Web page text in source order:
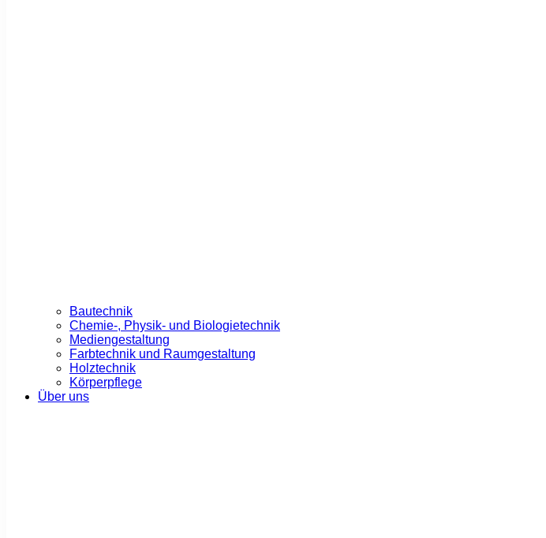
Bautechnik
Chemie-, Physik- und Biologietechnik
Mediengestaltung
Farbtechnik und Raumgestaltung
Holztechnik
Körperpflege
Über uns